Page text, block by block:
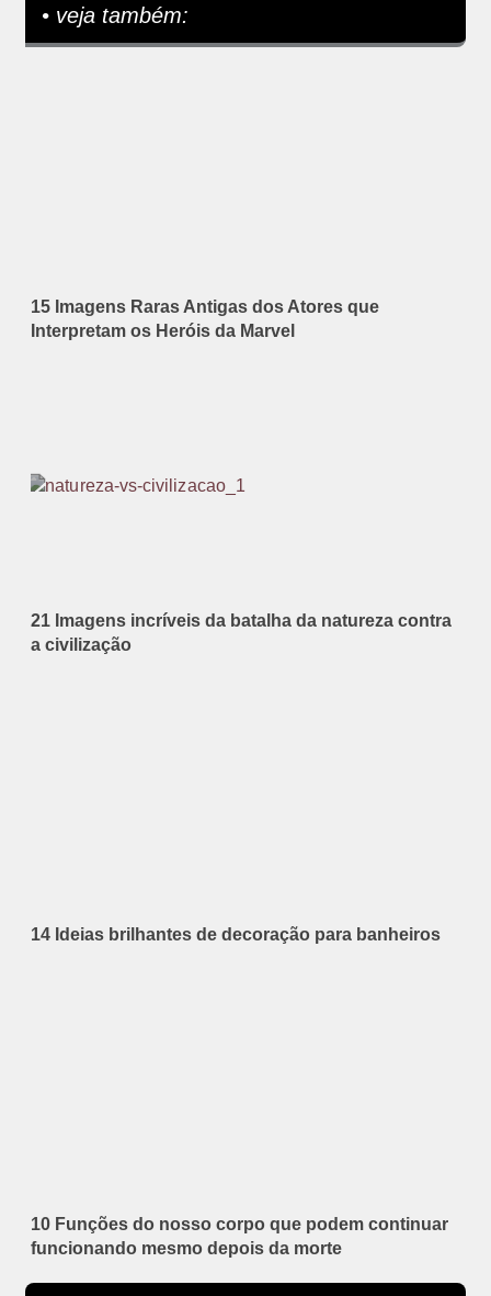
• veja também:
15 Imagens Raras Antigas dos Atores que
Interpretam os Heróis da Marvel
21 Imagens incríveis da batalha da natureza contra
a civilização
14 Ideias brilhantes de decoração para banheiros
10 Funções do nosso corpo que podem continuar
funcionando mesmo depois da morte